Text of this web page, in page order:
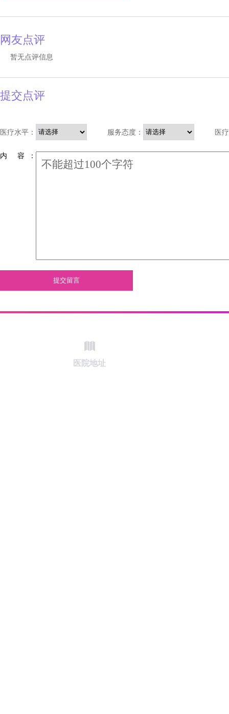
网友点评
暂无点评信息
提交点评
医疗水平： 服务态度： 医
内 容 ：
提交留言
医院地址